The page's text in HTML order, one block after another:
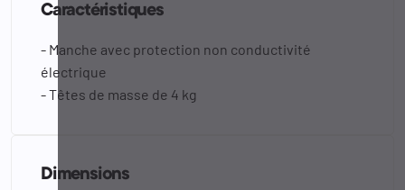
Caractéristiques
- Manche avec protection non conductivité
électrique
- Têtes de masse de 4 kg
Dimensions